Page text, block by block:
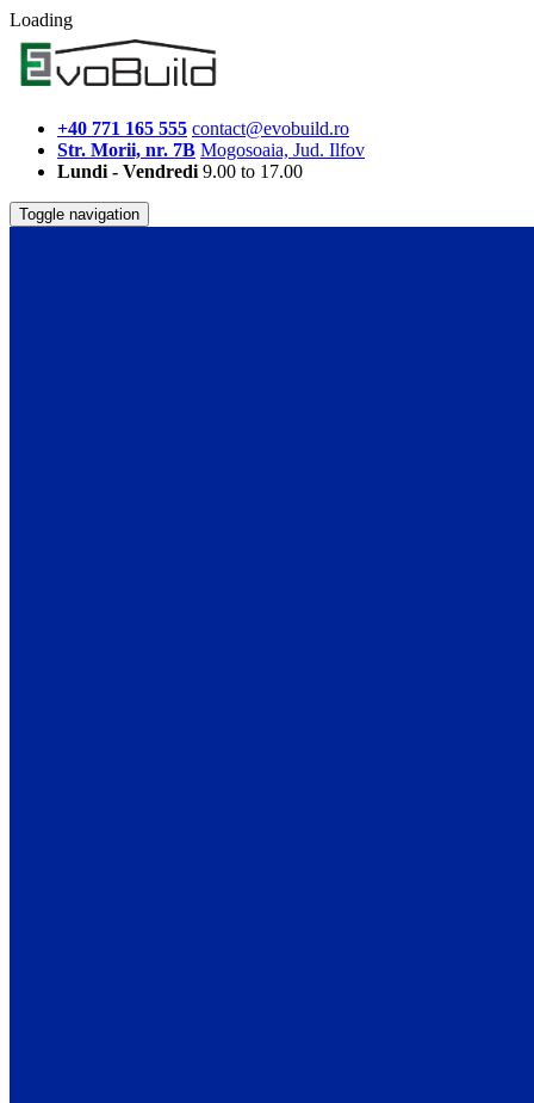
Loading
+40 771 165 555 contact@evobuild.ro
Str. Morii, nr. 7B Mogosoaia, Jud. Ilfov
Lundi - Vendredi 9.00 to 17.00
Toggle navigation